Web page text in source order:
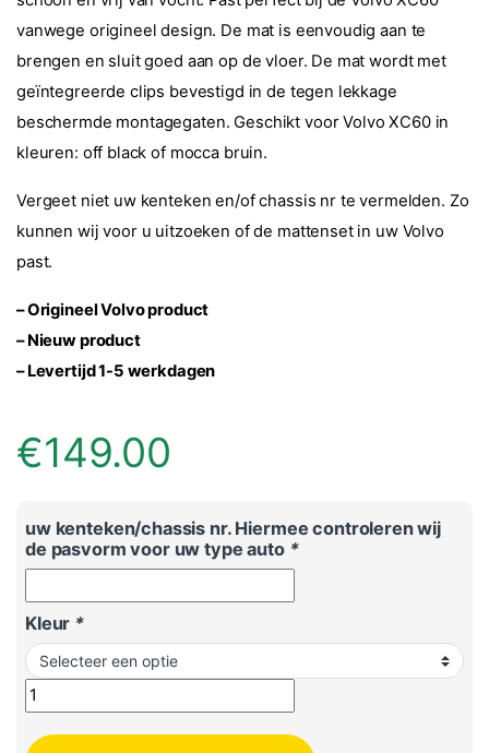
vanwege origineel design. De mat is eenvoudig aan te
brengen en sluit goed aan op de vloer. De mat wordt met
geïntegreerde clips bevestigd in de tegen lekkage
beschermde montagegaten. Geschikt voor Volvo XC60 in
kleuren: off black of mocca bruin.
Vergeet niet uw kenteken en/of chassis nr te vermelden. Zo
kunnen wij voor u uitzoeken of de mattenset in uw Volvo
past.
– Origineel Volvo product
– Nieuw product
– Levertijd 1-5 werkdagen
€149.00
uw kenteken/chassis nr. Hiermee controleren wij
de pasvorm voor uw type auto *
Kleur *
Volvo XC60 inleg rubberen voetmatten set voor- en